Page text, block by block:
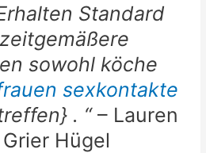
Standard
sowohl köche
sexkontakte
. “– Lauren
Hügel